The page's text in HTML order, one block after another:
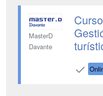
MasterD
Davante